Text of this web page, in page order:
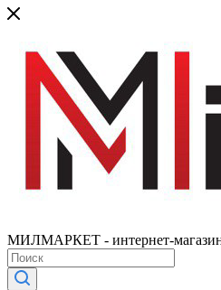
МИЛМАРКЕТ - интернет-магазин